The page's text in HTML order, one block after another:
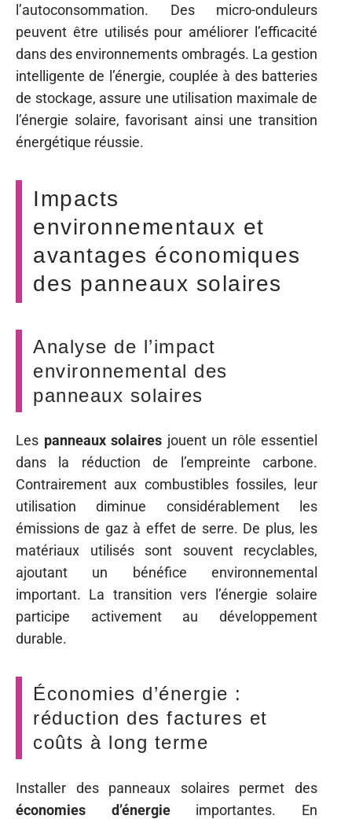
l’autoconsommation. Des micro-onduleurs
peuvent être utilisés pour améliorer l’efficacité
dans des environnements ombragés. La gestion
intelligente de l’énergie, couplée à des batteries
de stockage, assure une utilisation maximale de
l’énergie solaire, favorisant ainsi une transition
énergétique réussie.
Impacts
environnementaux et
avantages économiques
des panneaux solaires
Analyse de l’impact
environnemental des
panneaux solaires
Les panneaux solaires jouent un rôle essentiel
dans la réduction de l’empreinte carbone.
Contrairement aux combustibles fossiles, leur
utilisation diminue considérablement les
émissions de gaz à effet de serre. De plus, les
matériaux utilisés sont souvent recyclables,
ajoutant un bénéfice environnemental
important. La transition vers l’énergie solaire
participe activement au développement
durable.
Économies d’énergie :
réduction des factures et
coûts à long terme
Installer des panneaux solaires permet des
économies d’énergieimportantes. En